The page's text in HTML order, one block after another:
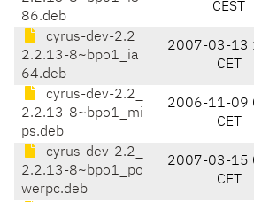
86.deb
CEST
cyrus-dev-2.2_
2.2.13-8~bpo1_ia
64.deb
2007-03-13
CET
cyrus-dev-2.2_
2.2.13-8~bpo1_mi
ps.deb
2006-11-09
CET
cyrus-dev-2.2_
2.2.13-8~bpo1_po
werpc.deb
2007-03-15
CET